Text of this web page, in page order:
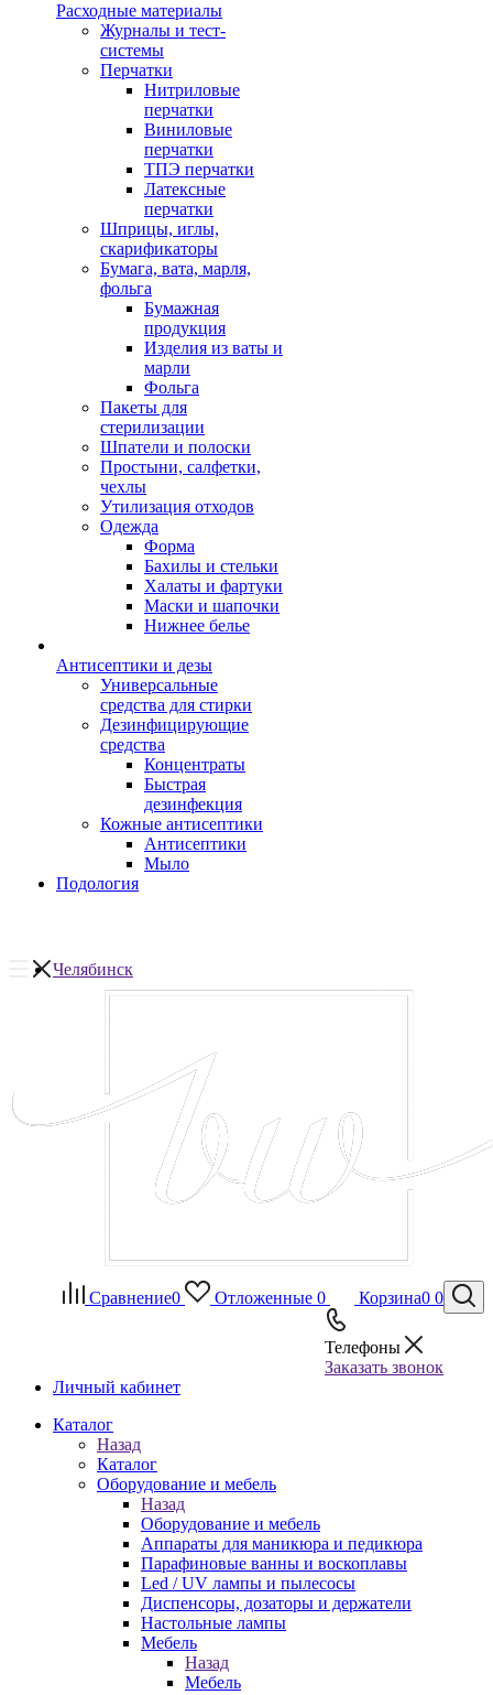
Расходные материалы
Журналы и тест-
системы
Перчатки
Нитриловые
перчатки
Виниловые
перчатки
ТПЭ перчатки
Латексные
перчатки
Шприцы, иглы,
скарификаторы
Бумага, вата, марля,
фольга
Бумажная
продукция
Изделия из ваты и
марли
Фольга
Пакеты для
стерилизации
Шпатели и полоски
Простыни, салфетки,
чехлы
Утилизация отходов
Одежда
Форма
Бахилы и стельки
Халаты и фартуки
Маски и шапочки
Нижнее белье
Антисептики и дезы
Универсальные
средства для стирки
Дезинфицирующие
средства
Концентраты
Быстрая
дезинфекция
Кожные антисептики
Антисептики
Мыло
Подология
Сравнение0 Отложенные 0 Корзина0 0
Телефоны
Заказать звонок
Челябинск
Личный кабинет
Каталог
Назад
Каталог
Оборудование и мебель
Назад
Оборудование и мебель
Аппараты для маникюра и педикюра
Парафиновые ванны и воскоплавы
Led / UV лампы и пылесосы
Диспенсоры, дозаторы и держатели
Настольные лампы
Мебель
Назад
Мебель